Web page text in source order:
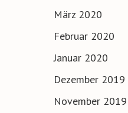
März 2020
Februar 2020
Januar 2020
Dezember 2019
November 2019